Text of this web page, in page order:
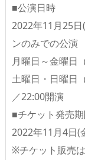
■公演日時
2022年11月25
ンのみでの公演
月曜日～金曜日
土曜日・日曜日
／22:00開演
■チケット発売
2022年11月4日
※チケット販売